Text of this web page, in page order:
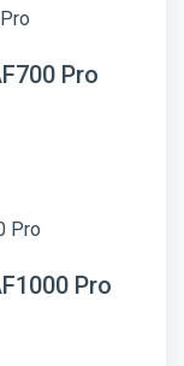
Pro
Pro